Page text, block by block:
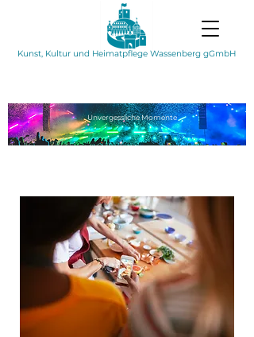
Kunst, Kultur und Heimatpflege Wassenberg gGmbH
UnvergesslicheMomente